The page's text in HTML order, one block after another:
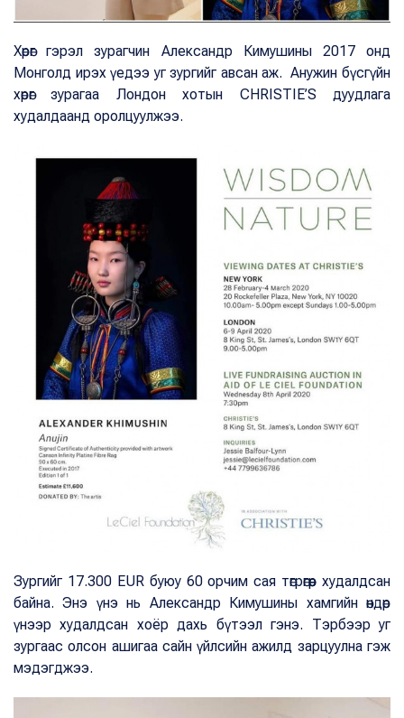
Хөрөг гэрэл зурагчин Александр Кимушины 2017 онд
Монголд ирэх үедээ уг зургийг авсан аж. Анужин бүсгүйн
хөрөг зурагаа Лондон хотын CHRISTIE’S дуудлага
худалдаанд оролцуулжээ.
Зургийг 17.300 EUR буюу 60 орчим сая төгрөгөөр худалдсан
байна. Энэ үнэ нь Александр Кимушины хамгийн өндөр
үнээр худалдсан хоёр дахь бүтээл гэнэ. Тэрбээр уг
зургаас олсон ашигаа сайн үйлсийн ажилд зарцуулна гэж
мэдэгджээ.